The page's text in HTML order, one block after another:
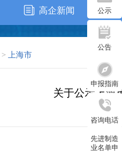
高企新闻 公示
公告
申报指南
咨询电话
先进制造
业名单申
> 上海市
关于公示上海